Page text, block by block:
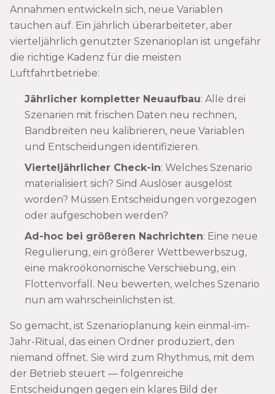
Annahmen entwickeln sich, neue Variablen
tauchen auf. Ein jährlich überarbeiteter, aber
vierteljährlich genutzter Szenarioplan ist ungefähr
die richtige Kadenz für die meisten
Luftfahrtbetriebe:
Jährlicher kompletter Neuaufbau: Alle drei
Szenarien mit frischen Daten neu rechnen,
Bandbreiten neu kalibrieren, neue Variablen
und Entscheidungen identifizieren.
Vierteljährlicher Check-in: Welches Szenario
materialisiert sich? Sind Auslöser ausgelöst
worden? Müssen Entscheidungen vorgezogen
oder aufgeschoben werden?
Ad-hoc bei größeren Nachrichten: Eine neue
Regulierung, ein größerer Wettbewerbszug,
eine makroökonomische Verschiebung, ein
Flottenvorfall. Neu bewerten, welches Szenario
nun am wahrscheinlichsten ist.
So gemacht, ist Szenarioplanung kein einmal-im-
Jahr-Ritual, das einen Ordner produziert, den
niemand öffnet. Sie wird zum Rhythmus, mit dem
der Betrieb steuert — folgenreiche
Entscheidungen gegen ein klares Bild der